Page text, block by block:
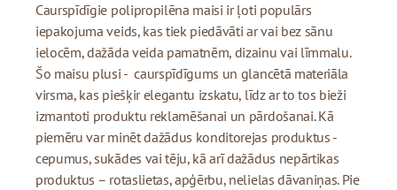
Caurspīdīgie polipropilēna maisi ir ļoti populārs
iepakojuma veids, kas tiek piedāvāti ar vai bez sānu
ielocēm, dažāda veida pamatnēm, dizainu vai līmmalu.
Šo maisu plusi - caurspīdīgums un glancētā materiāla
virsma, kas piešķir elegantu izskatu, līdz ar to tos bieži
izmantoti produktu reklamēšanai un pārdošanai. Kā
piemēru var minēt dažādus konditorejas produktus -
cepumus, sukādes vai tēju, kā arī dažādus nepārtikas
produktus – rotaslietas, apģērbu, nelielas dāvaniņas. Pie